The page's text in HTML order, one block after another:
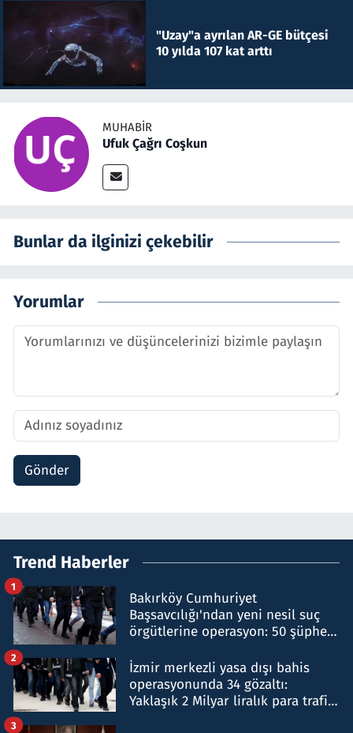
"Uzay"a ayrılan AR-GE bütçesi
10 yılda 107 kat arttı
MUHABIR
Ufuk Çağrı Coşkun
Bunlar da ilginizi çekebilir
Yorumlar
Gönder
Trend Haberler
Bakırköy Cumhuriyet
Başsavcılığı'ndan yeni nesil suç
örgütlerine operasyon: 50 şüpheli
1
İzmir merkezli yasa dışı bahis
operasyonunda 34 gözaltı:
Yaklaşık 2 Milyar liralık para trafiği
2
3